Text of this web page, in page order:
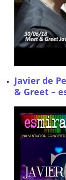
Javier de
& Greet –